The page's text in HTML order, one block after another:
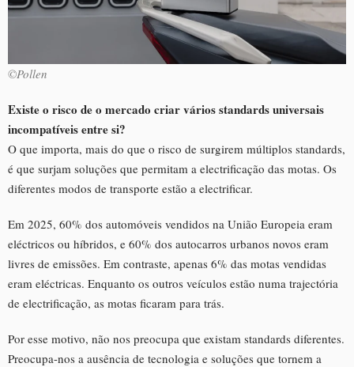
©Pollen
Existe o risco de o mercado criar vários standards universais
incompatíveis entre si?
O que importa, mais do que o risco de surgirem múltiplos standards,
é que surjam soluções que permitam a electrificação das motas. Os
diferentes modos de transporte estão a electrificar.
Em 2025, 60% dos automóveis vendidos na União Europeia eram
eléctricos ou híbridos, e 60% dos autocarros urbanos novos eram
livres de emissões. Em contraste, apenas 6% das motas vendidas
eram eléctricas. Enquanto os outros veículos estão numa trajectória
de electrificação, as motas ficaram para trás.
Por esse motivo, não nos preocupa que existam standards diferentes.
Preocupa-nos a ausência de tecnologia e soluções que tornem a